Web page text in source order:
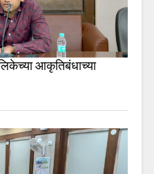
आकृतिबंधाच्या